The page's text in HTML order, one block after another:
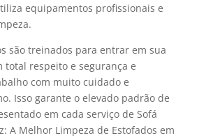
equipamentos profissionais e
são treinados para entrar em sua
total respeito e segurança e
com muito cuidado e
Isso garante o elevado padrão de
em cada serviço de Sofá
A Melhor Limpeza de Estofados em